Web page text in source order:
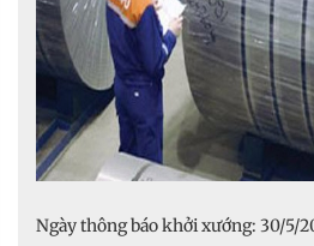
Ngày thông báo khởi xướng: 30/5/